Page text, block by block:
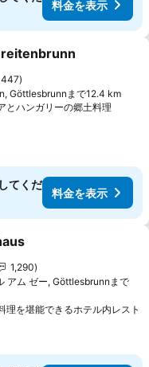
料金を表示
りに追加
447
Göttlesbrunnまで12.4 km
とハンガリーの郷土料理料金
てくだ
料金を表示
りに追加
1,290
アム ゼー, Göttlesbrunnまで
理を堪能できるホテル内レスト